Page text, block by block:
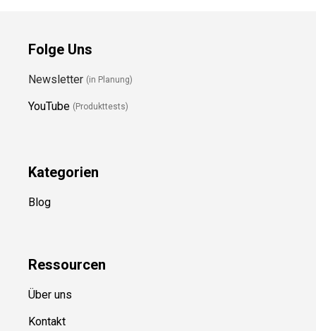
Folge Uns
Newsletter (in Planung)
YouTube (Produkttests)
Kategorien
Blog
Ressourcen
Über uns
Kontakt